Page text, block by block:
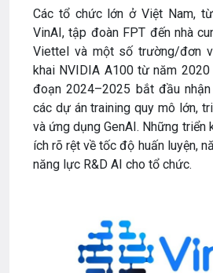
Các tổ chức lớn ở Việt Nam,
VinAI, tập đoàn FPT đến nhà
Viettel và một số trường/đơn
khai NVIDIA A100 từ năm
đoạn 2024–2025 bắt đầu
các dự án training quy mô lớn,
và ứng dụng GenAI. Những triển
ích rõ rệt về tốc độ huấn luyện,
năng lực R&D AI cho tổ chức.